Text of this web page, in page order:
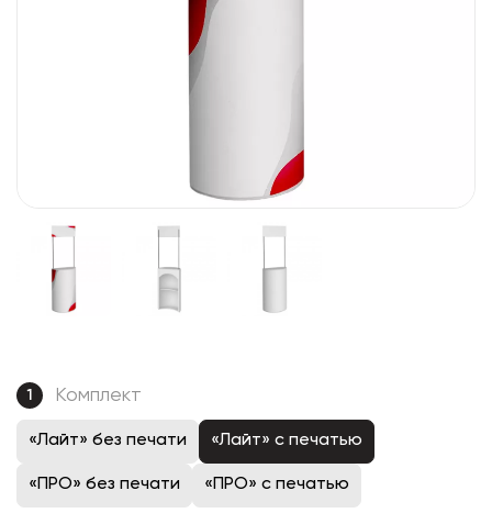
1 Комплект
«Лайт» без печати «Лайт» с печатью
«ПРО» без печати «ПРО» с печатью